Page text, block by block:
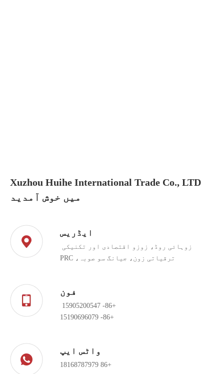
Xuzhou Huihe International Trade Co., LTD
میں خوش آمدید
ایڈریس
زوہائی روڈ، زوزو اقتصادی اور تکنیکی
ترقیاتی زون، جیانگ سو صوبہ، PRC
فون
+86- 15905200547
+86- 15190696079
واٹس ایپ
+86 18168787979